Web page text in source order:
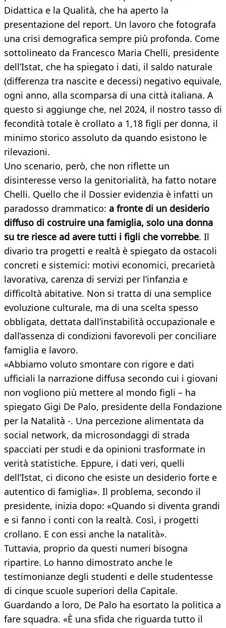
Didattica e la Qualità, che ha aperto la
presentazione del report. Un lavoro che fotografa
una crisi demografica sempre più profonda. Come
sottolineato da Francesco Maria Chelli, presidente
dell’Istat, che ha spiegato i dati, il saldo naturale
(differenza tra nascite e decessi) negativo equivale,
ogni anno, alla scomparsa di una città italiana. A
questo si aggiunge che, nel 2024, il nostro tasso di
fecondità totale è crollato a 1,18 figli per donna, il
minimo storico assoluto da quando esistono le
rilevazioni.
Uno scenario, però, che non riflette un
disinteresse verso la genitorialità, ha fatto notare
Chelli. Quello che il Dossier evidenzia è infatti un
paradosso drammatico: a fronte di un desiderio
diffuso di costruire una famiglia, solo una donna
su tre riesce ad avere tutti i figli che vorrebbe. Il
divario tra progetti e realtà è spiegato da ostacoli
concreti e sistemici: motivi economici, precarietà
lavorativa, carenza di servizi per l’infanzia e
difficoltà abitative. Non si tratta di una semplice
evoluzione culturale, ma di una scelta spesso
obbligata, dettata dall’instabilità occupazionale e
dall’assenza di condizioni favorevoli per conciliare
famiglia e lavoro.
«Abbiamo voluto smontare con rigore e dati
ufficiali la narrazione diffusa secondo cui i giovani
non vogliono più mettere al mondo figli – ha
spiegato Gigi De Palo, presidente della Fondazione
per la Natalità -. Una percezione alimentata da
social network, da microsondaggi di strada
spacciati per studi e da opinioni trasformate in
verità statistiche. Eppure, i dati veri, quelli
dell’Istat, ci dicono che esiste un desiderio forte e
autentico di famiglia». Il problema, secondo il
presidente, inizia dopo: «Quando si diventa grandi
e si fanno i conti con la realtà. Così, i progetti
crollano. E con essi anche la natalità».
Tuttavia, proprio da questi numeri bisogna
ripartire. Lo hanno dimostrato anche le
testimonianze degli studenti e delle studentesse
di cinque scuole superiori della Capitale.
Guardando a loro, De Palo ha esortato la politica a
fare squadra. «È una sfida che riguarda tutto il